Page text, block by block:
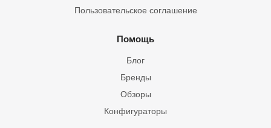
Пользовательское соглашение
Помощь
Блог
Бренды
Обзоры
Конфигураторы